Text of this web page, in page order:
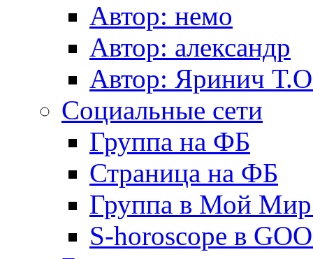
Автор: немo
Автор: александр
Автор: Яринич
Социальные сети
Группа на ФБ
Страница на ФБ
Группа в Мой
S-horoscope в